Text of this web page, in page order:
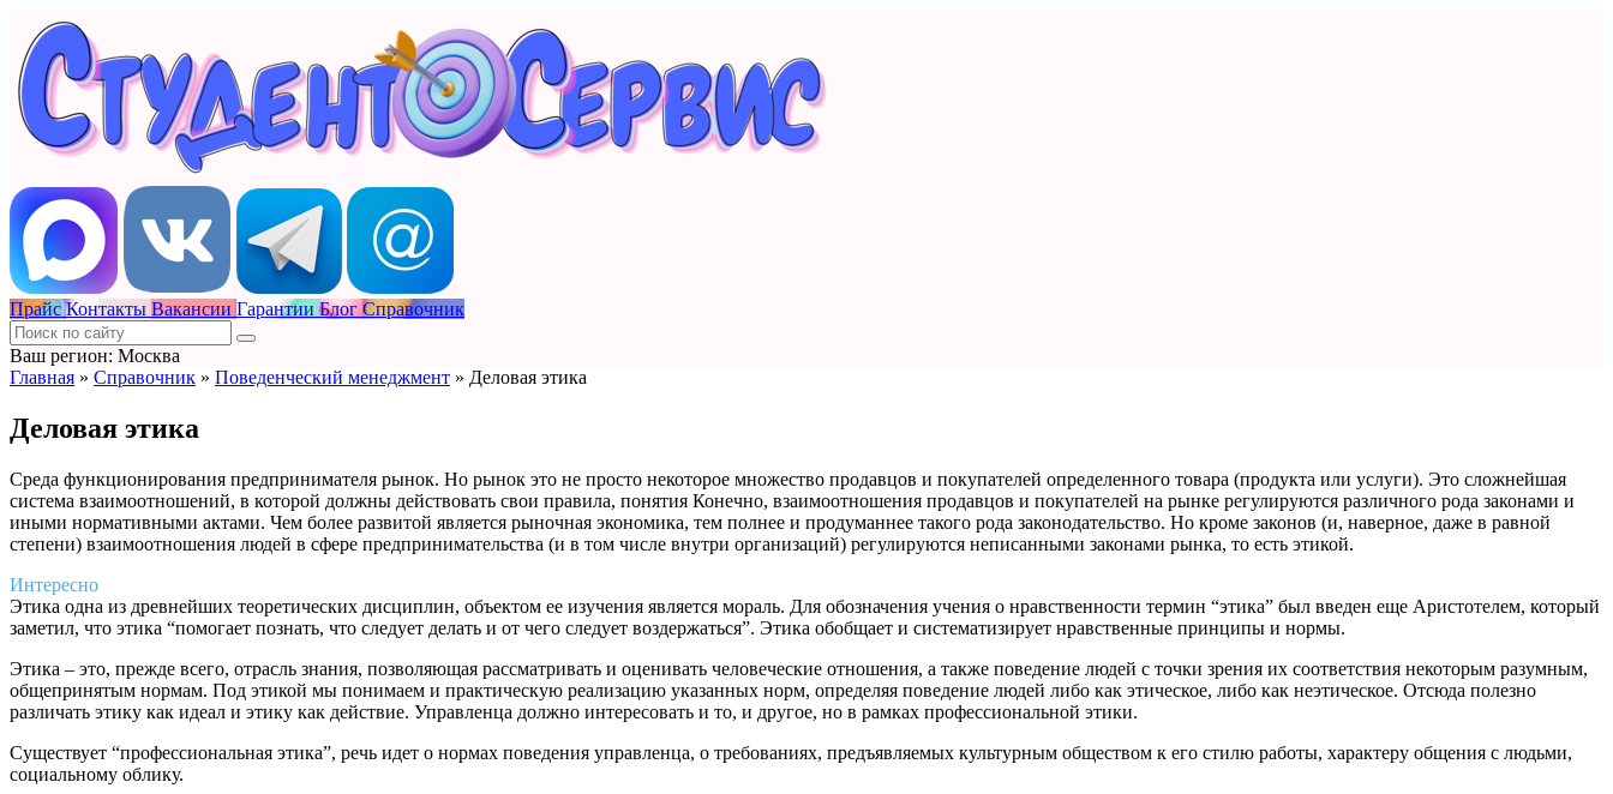
Прайс Контакты Вакансии Гарантии Блог Справочник
Ваш регион: Москва
Главная » Справочник » Поведенческий менеджмент » Деловая этика
Деловая этика
Среда функционирования предпринимателя рынок. Но рынок это не просто некоторое множество продавцов и покупателей определенного товара (продукта или услуги). Это сложнейшая
система взаимоотношений, в которой должны действовать свои правила, понятия Конечно, взаимоотношения продавцов и покупателей на рынке регулируются различного рода законами и
иными нормативными актами. Чем более развитой является рыночная экономика, тем полнее и продуманнее такого рода законодательство. Но кроме законов (и, наверное, даже в равной
степени) взаимоотношения людей в сфере предпринимательства (и в том числе внутри организаций) регулируются неписанными законами рынка, то есть этикой.
Интересно
Этика одна из древнейших теоретических дисциплин, объектом ее изучения является мораль. Для обозначения учения о нравственности термин “этика” был введен еще Аристотелем, который
заметил, что этика “помогает познать, что следует делать и от чего следует воздержаться”. Этика обобщает и систематизирует нравственные принципы и нормы.
Этика – это, прежде всего, отрасль знания, позволяющая рассматривать и оценивать человеческие отношения, а также поведение людей с точки зрения их соответствия некоторым разумным,
общепринятым нормам. Под этикой мы понимаем и практическую реализацию указанных норм, определяя поведение людей либо как этическое, либо как неэтическое. Отсюда полезно
различать этику как идеал и этику как действие. Управленца должно интересовать и то, и другое, но в рамках профессиональной этики.
Существует “профессиональная этика”, речь идет о нормах поведения управленца, о требованиях, предъявляемых культурным обществом к его стилю работы, характеру общения с людьми,
социальному облику.